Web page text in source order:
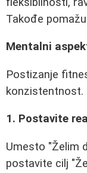
Takođe
Mentalni
Postizanje
konzistentnost.
1. Postavite
Umesto "Želim
postavite cilj